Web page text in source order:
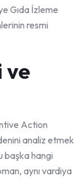
Gıda İzleme
resmi
ve
Action
analiz etmek
başka hangi
aynı vardiya